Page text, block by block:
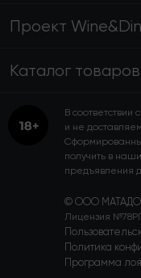
Проект
Каталог товаров
© ООО
Лицензия
Политика
Программа
В
и не
получить в
предъявления